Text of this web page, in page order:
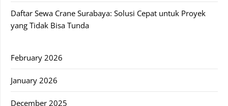
Daftar Sewa Crane Surabaya: Solusi Cepat untuk Proyek
yang Tidak Bisa Tunda
February 2026
January 2026
December 2025